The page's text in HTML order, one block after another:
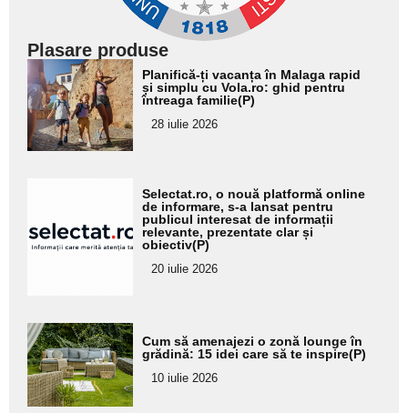
Plasare produse
Adaugă
aici textul
pentru
subtitlu
Planifică-ți vacanța în Malaga rapid
și simplu cu Vola.ro: ghid pentru
întreaga familie(P)
28 iulie 2026
pentru
subtitlu
Selectat.ro, o nouă platformă online
de informare, s-a lansat pentru
publicul interesat de informații
relevante, prezentate clar și
obiectiv(P)
20 iulie 2026
Adaugă
aici textul
pentru
subtitlu
Cum să amenajezi o zonă lounge în
grădină: 15 idei care să te inspire(P)
10 iulie 2026